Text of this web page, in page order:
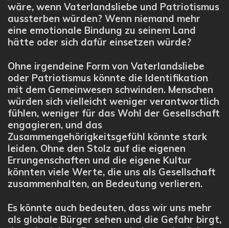
wäre, wenn Vaterlandsliebe und Patriotismus
aussterben würden? Wenn niemand mehr
eine emotionale Bindung zu seinem Land
hätte oder sich dafür einsetzen würde?
Ohne irgendeine Form von Vaterlandsliebe
oder Patriotismus könnte die Identifikation
mit dem Gemeinwesen schwinden. Menschen
würden sich vielleicht weniger verantwortlich
fühlen, weniger für das Wohl der Gesellschaft
engagieren, und das
Zusammengehörigkeitsgefühl könnte stark
leiden. Ohne den Stolz auf die eigenen
Errungenschaften und die eigene Kultur
könnten viele Werte, die uns als Gesellschaft
zusammenhalten, an Bedeutung verlieren.
Es könnte auch bedeuten, dass wir uns mehr
als globale Bürger sehen und die Gefahr birgt,